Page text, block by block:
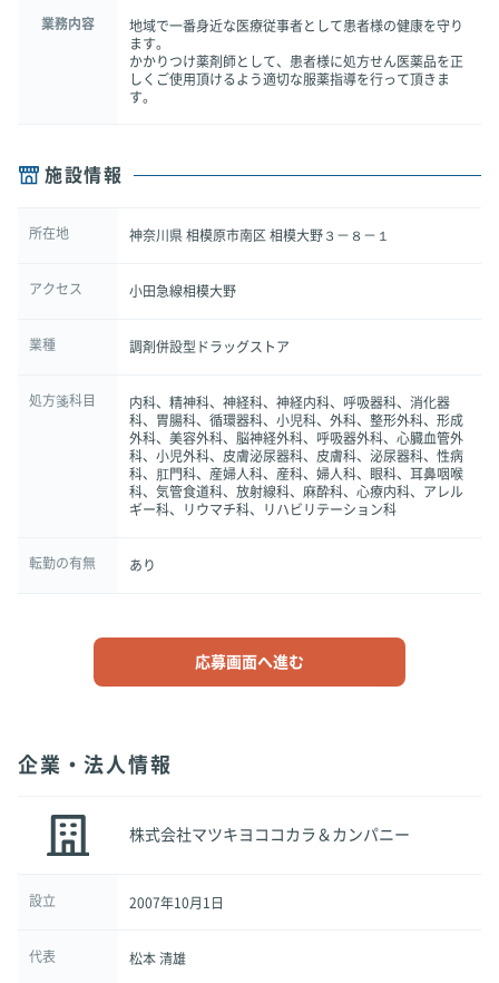
業務内容
地域で一番身近な医療従事者として患者様の健康を守り
ます。
かかりつけ薬剤師として、患者様に処方せん医薬品を正
しくご使用頂けるよう適切な服薬指導を行って頂きま
す。
施設情報
所在地 神奈川県 相模原市南区 相模大野３－８－１
アクセス 小田急線相模大野
業種 調剤併設型ドラッグストア
処方箋科目
内科、精神科、神経科、神経内科、呼吸器科、消化器
科、胃腸科、循環器科、小児科、外科、整形外科、形成
外科、美容外科、脳神経外科、呼吸器外科、心臓血管外
科、小児外科、皮膚泌尿器科、皮膚科、泌尿器科、性病
科、肛門科、産婦人科、産科、婦人科、眼科、耳鼻咽喉
科、気管食道科、放射線科、麻酔科、心療内科、アレル
ギー科、リウマチ科、リハビリテーション科
転勤の有無 あり
応募画面へ進む
企業・法人情報
株式会社マツキヨココカラ＆カンパニー
設立 2007年10月1日
代表 松本 清雄